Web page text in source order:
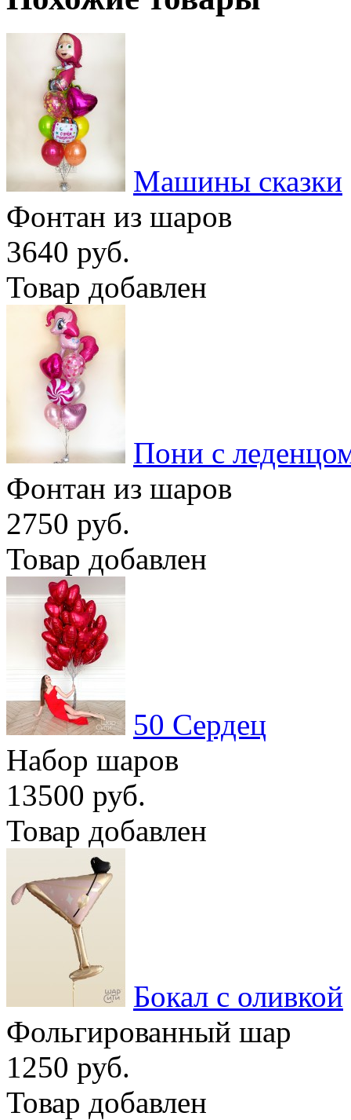
Машины сказки
Фонтан из шаров
3640 руб.
Товар добавлен
Пони с
Фонтан из шаров
2750 руб.
Товар добавлен
50 Сердец
Набор шаров
13500 руб.
Товар добавлен
Бокал с оливкой
Фольгированный шар
1250 руб.
Товар добавлен